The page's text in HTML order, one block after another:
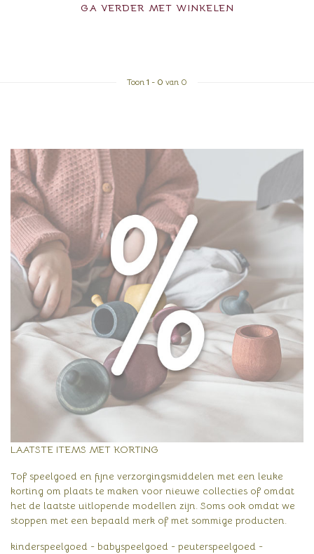
GA VERDER MET WINKELEN
Toon 1 - 0 van 0
LAATSTE ITEMS MET KORTING
Tof speelgoed en fijne verzorgingsmiddelen met een leuke
korting om plaats te maken voor nieuwe collecties of omdat
het de laatste uitlopende modellen zijn. Soms ook omdat we
stoppen met een bepaald merk of met sommige producten.
kinderspeelgoed - babyspeelgoed - peuterspeelgoed -